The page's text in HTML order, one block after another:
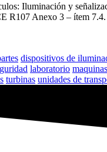
Iluminación y
R107 Anexo 3 – ítem
dispositivos de
laboratorio
turbinas unidades de